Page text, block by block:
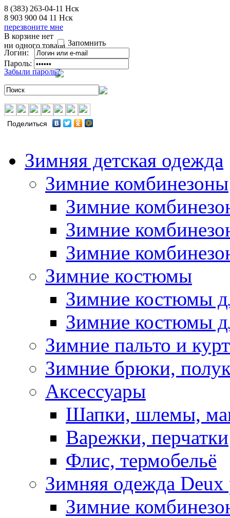
8 (383) 263-04-11 Нск
8 903 900 04 11 Нск
перезвоните мне
В корзине нет
ни одного товара Запомнить
Логин:
Пароль:
Забыли пароль?
Поделиться
Зимняя детская одежда
Зимние комбинезоны
Зимние
Зимние
Зимние
Зимние костюмы
Зимние костюмы
Зимние костюмы
Зимние пальто и
Зимние брюки,
Аксессуары
Шапки, шлемы,
Варежки, перчатки
Флис, термобельё
Зимняя одежда Deux
Зимние